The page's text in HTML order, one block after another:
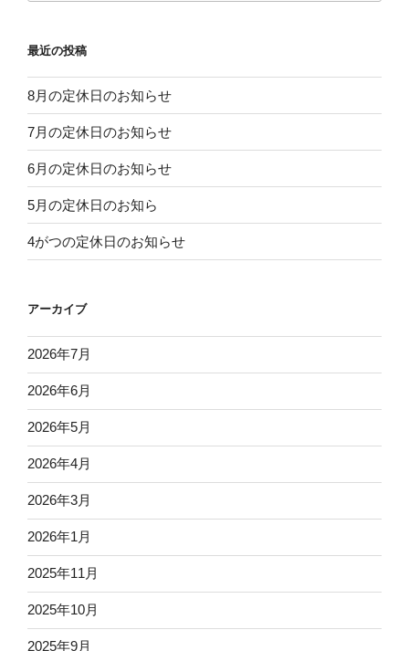
最近の投稿
8月の定休日のお知らせ
7月の定休日のお知らせ
6月の定休日のお知らせ
5月の定休日のお知ら
4がつの定休日のお知らせ
アーカイブ
2026年7月
2026年6月
2026年5月
2026年4月
2026年3月
2026年1月
2025年11月
2025年10月
2025年9月